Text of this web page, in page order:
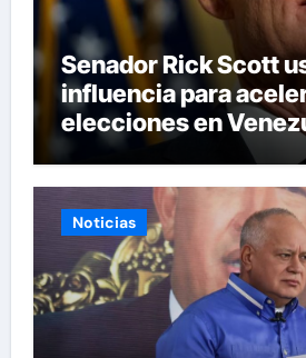
Senador Rick Scott
influencia para
elecciones en
Noticias